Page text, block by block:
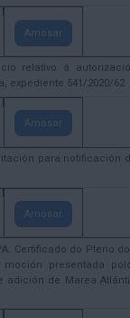
Amosar
relativo á
expediente 541/2020/62
Amosar
citación para
Amosar
Certificado do Pleno
presentada
adición de Marea